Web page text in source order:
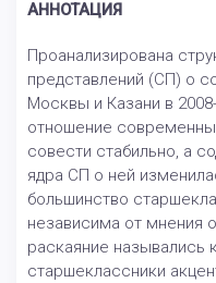
АННОТАЦИЯ
Проанализирована
представлений (СП) о
Москвы и Казани в
отношение
совести стабильно, а
ядра СП о ней
большинство
независима от мнения
раскаяние назывались
старшеклассники